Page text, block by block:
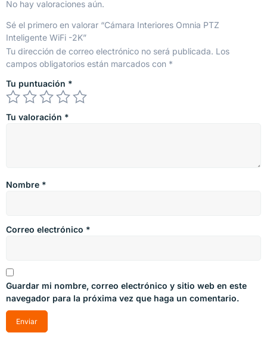
No hay valoraciones aún.
Sé el primero en valorar “Cámara Interiores Omnia PTZ
Inteligente WiFi -2K”
Tu dirección de correo electrónico no será publicada. Los
campos obligatorios están marcados con *
Tu puntuación *
Tu valoración *
Nombre *
Correo electrónico *
Guardar mi nombre, correo electrónico y sitio web en este
navegador para la próxima vez que haga un comentario.